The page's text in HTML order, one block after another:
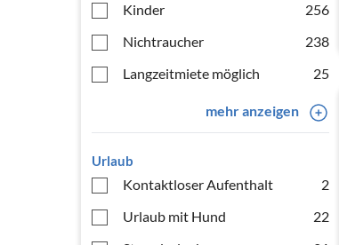
Kinder
256
Nichtraucher
238
Langzeitmiete möglich
25
mehr anzeigen
Urlaub
Kontaktloser Aufenthalt
2
Urlaub mit Hund
22